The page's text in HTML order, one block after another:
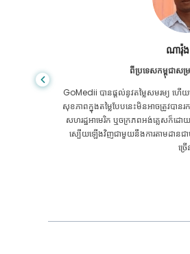
សានដ
ពីបង់ក្លាដែសសម្រា
ខ្ញុំបានថ្លែងអំណរគុណដល់កូនប្រុសរបស់ខ្
បានជួយខ្ញុំក្នុងការធ្វើដំណើររបស់ខ្ញុំពីបង់
ព្យាបាល។ យើងបានធ្វើការជ្រើសរើសត្រឹ
សូម្បីតែបន្ទាប់ពីការព្យាបាល